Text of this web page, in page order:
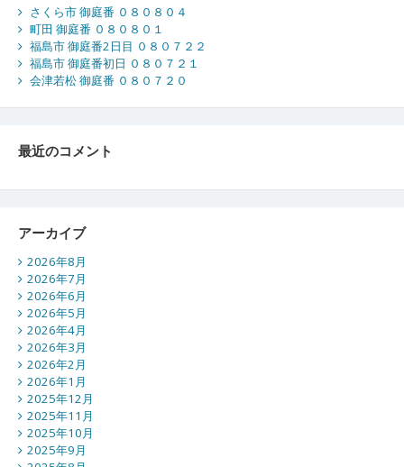
さくら市 御庭番 ０８０８０４
町田 御庭番 ０８０８０１
福島市 御庭番2日目 ０８０７２２
福島市 御庭番初日 ０８０７２１
会津若松 御庭番 ０８０７２０
最近のコメント
アーカイブ
2026年8月
2026年7月
2026年6月
2026年5月
2026年4月
2026年3月
2026年2月
2026年1月
2025年12月
2025年11月
2025年10月
2025年9月